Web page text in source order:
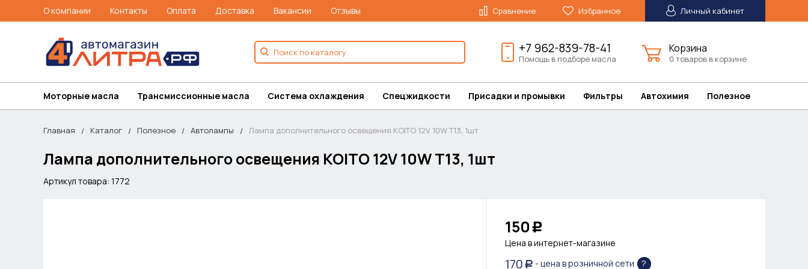
О компании Контакты Оплата Доставка Вакансии Отзывы Сравнение Избранное Личный кабинет
+7 962-839-78-41
Помощь в подборе масла
Корзина
0 товаров в корзине
Моторные масла Трансмиссионные масла Система охлаждения Спецжидкости Присадки и промывки Фильтры Автохимия Полезное
Главная Каталог Полезное Автолампы Лампа дополнительного освещения KOITO 12V 10W T13, 1шт
Лампа дополнительного освещения KOITO 12V 10W T13, 1шт
Артикул товара: 1772
150 Р
Цена в интернет-магазине
170 Р - цена в розничной сети ?